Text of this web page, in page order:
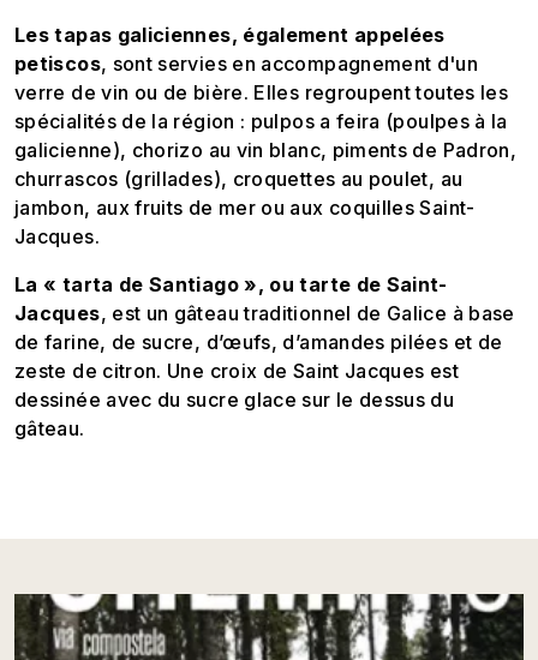
Les tapas galiciennes, également appelées
petiscos, sont servies en accompagnement d'un
verre de vin ou de bière. Elles regroupent toutes les
spécialités de la région : pulpos a feira (poulpes à la
galicienne), chorizo au vin blanc, piments de Padron,
churrascos (grillades), croquettes au poulet, au
jambon, aux fruits de mer ou aux coquilles Saint-
Jacques.
La « tarta de Santiago », ou tarte de Saint-
Jacques, est un gâteau traditionnel de Galice à base
de farine, de sucre, d’œufs, d’amandes pilées et de
zeste de citron. Une croix de Saint Jacques est
dessinée avec du sucre glace sur le dessus du
gâteau.